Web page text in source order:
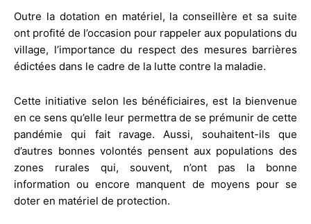
Outre la dotation en matériel, la conseillère et sa suite
ont profité de l’occasion pour rappeler aux populations du
village, l’importance du respect des mesures barrières
édictées dans le cadre de la lutte contre la maladie.
Cette initiative selon les bénéficiaires, est la bienvenue
en ce sens qu’elle leur permettra de se prémunir de cette
pandémie qui fait ravage. Aussi, souhaitent-ils que
d’autres bonnes volontés pensent aux populations des
zones rurales qui, souvent, n’ont pas la bonne
information ou encore manquent de moyens pour se
doter en matériel de protection.